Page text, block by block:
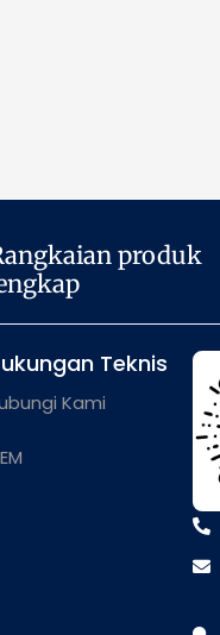
produk
Teknis
Kami